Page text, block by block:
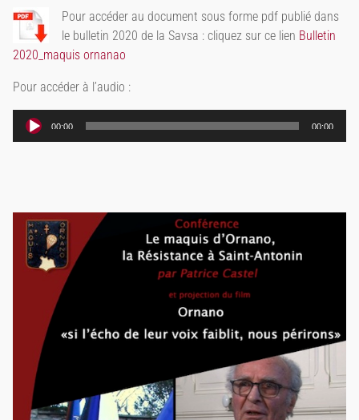
Pour accéder au document sous forme pdf publié dans
le bulletin 2020 de la Savsa : cliquez sur ce lien Bulletin
2020_maquis ornanao
Pour accéder à l’audio :
Lecteur
audio
00:00 00:00